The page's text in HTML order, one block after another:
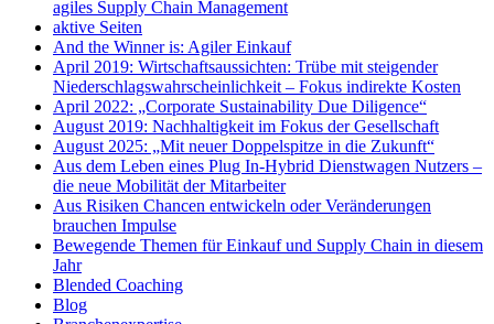
agiles Supply Chain Management
aktive Seiten
And the Winner is: Agiler Einkauf
April 2019: Wirtschaftsaussichten: Trübe mit steigender
Niederschlagswahrscheinlichkeit – Fokus indirekte Kosten
April 2022: „Corporate Sustainability Due Diligence“
August 2019: Nachhaltigkeit im Fokus der Gesellschaft
August 2025: „Mit neuer Doppelspitze in die Zukunft“
Aus dem Leben eines Plug In-Hybrid Dienstwagen Nutzers –
die neue Mobilität der Mitarbeiter
Aus Risiken Chancen entwickeln oder Veränderungen
brauchen Impulse
Bewegende Themen für Einkauf und Supply Chain in diesem
Jahr
Blended Coaching
Blog